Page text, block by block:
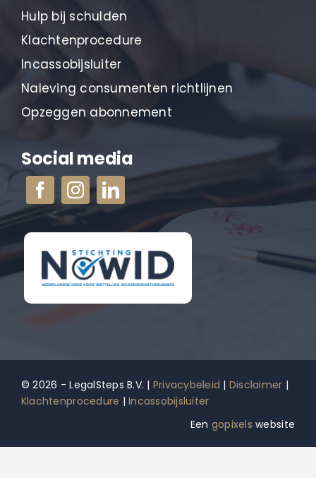
Hulp bij schulden
Klachtenprocedure
Incassobijsluiter
Naleving consumenten richtlijnen
Opzeggen abonnement
Social media
© 2026 - LegalSteps B.V. | Privacybeleid | Disclaimer |
Klachtenprocedure |Incassobijsluiter
Een gopixels website